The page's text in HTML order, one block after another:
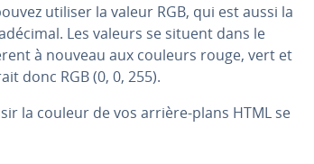
utiliser la valeur RGB, qui est aussi la
Les valeurs se situent dans le
à nouveau aux couleurs rouge, vert et
donc RGB (0, 0, 255).
la couleur de vos arrière-plans HTML se